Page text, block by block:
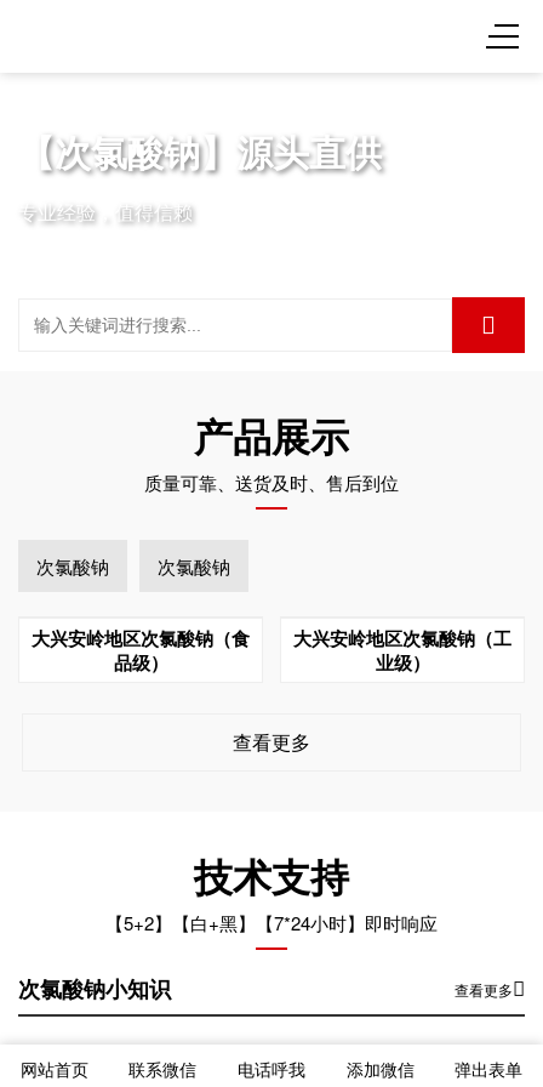
【次氯酸钠】源头直供
专业经验，值得信赖
产品展示
质量可靠、送货及时、售后到位
次氯酸钠 次氯酸钠
大兴安岭地区次氯酸钠（食
品级）
大兴安岭地区次氯酸钠（工
业级）
查看更多
技术支持
【5+2】【白+黑】【7*24小时】即时响应
次氯酸钠小知识 查看更多
大兴安岭地区次氯酸钠运输车辆混装的后果
网站首页 联系微信 电话呼我 添加微信 弹出表单